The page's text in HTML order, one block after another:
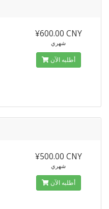
¥600.00 CNY
شهري
أطلبه الآن
¥500.00 CNY
شهري
أطلبه الآن